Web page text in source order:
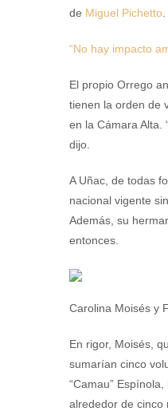
de Miguel Pichetto
“No hay impacto
El propio Orrego
tienen la orden de
en la Cámara Alta.
dijo.
A Uñac, de todas
nacional vigente
Además, su
entonces.
Carolina Moisés y
En rigor, Moisés,
sumarían cinco
“Camau”
alrededor de cinco